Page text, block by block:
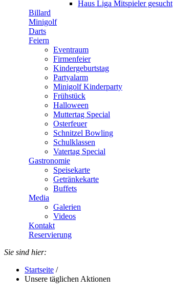
Haus Liga Mitspieler gesucht
Billard
Minigolf
Darts
Feiern
Eventraum
Firmenfeier
Kindergeburtstag
Partyalarm
Minigolf Kinderparty
Frühstück
Halloween
Muttertag Special
Osterfeuer
Schnitzel Bowling
Schulklassen
Vatertag Special
Gastronomie
Speisekarte
Getränkekarte
Buffets
Media
Galerien
Videos
Kontakt
Reservierung
Sie sind hier:
Startseite /
Unsere täglichen Aktionen